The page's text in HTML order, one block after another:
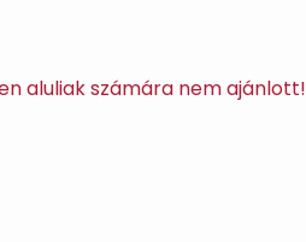
aluliak számára nem